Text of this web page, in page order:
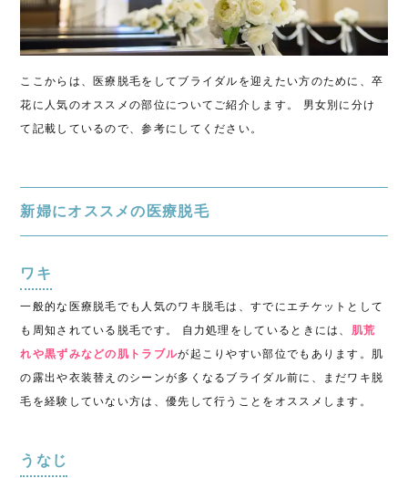
ここからは、医療脱毛をしてブライダルを迎えたい方のために、卒
花に人気のオススメの部位についてご紹介します。 男女別に分け
て記載しているので、参考にしてください。
新婦にオススメの医療脱毛
ワキ
一般的な医療脱毛でも人気のワキ脱毛は、すでにエチケットとして
も周知されている脱毛です。 自力処理をしているときには、 肌荒
れや黒ずみなどの肌トラブルが起こりやすい部位でもあります。 肌
の露出や衣装替え のシーンが多くなるブライダル前に、まだワキ脱
毛を経験していない方は、優先して行うことをオススメします。
うなじ